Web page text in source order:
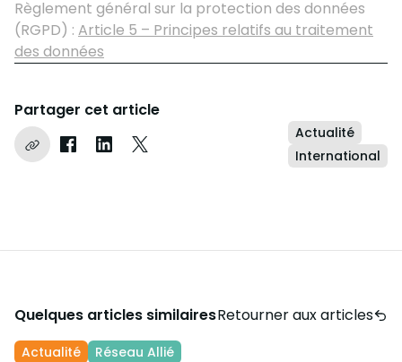
Règlement général sur la protection des données
(RGPD) : Article 5 – Principes relatifs au traitement
des données
Partager cet article
Copier le lien
Partager sur Facebook
Partager sur LinkedIn
Partager sur Instagram
Actualité
International
Quelques articles similairesRetourner aux articles
Actualité Réseau Allié